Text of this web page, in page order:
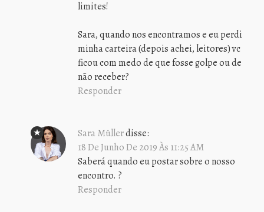
limites!
Sara, quando nos encontramos e eu perdi
minha carteira (depois achei, leitores) vc
ficou com medo de que fosse golpe ou de
não receber?
Responder
Sara Müllerdisse:
18 De Junho De 2019 Às 11:25 AM
Saberá quando eu postar sobre o nosso
encontro. ?
Responder